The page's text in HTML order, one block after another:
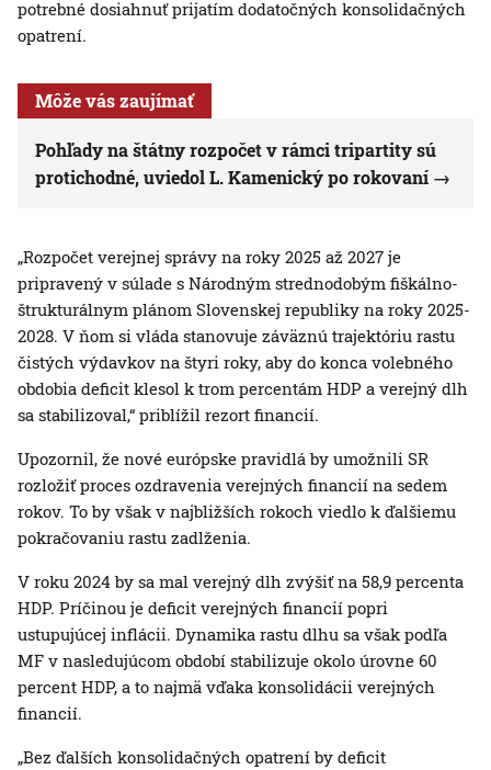
potrebné dosiahnuť prijatím dodatočných konsolidačných
opatrení.
Môže vás zaujímať
Pohľady na štátny rozpočet v rámci tripartity sú
protichodné, uviedol L. Kamenický po rokovaní
„Rozpočet verejnej správy na roky 2025 až 2027 je
pripravený v súlade s Národným strednodobým fiškálno-
štrukturálnym plánom Slovenskej republiky na roky 2025-
2028. V ňom si vláda stanovuje záväznú trajektóriu rastu
čistých výdavkov na štyri roky, aby do konca volebného
obdobia deficit klesol k trom percentám HDP a verejný dlh
sa stabilizoval,“ priblížil rezort financií.
Upozornil, že nové európske pravidlá by umožnili SR
rozložiť proces ozdravenia verejných financií na sedem
rokov. To by však v najbližších rokoch viedlo k ďalšiemu
pokračovaniu rastu zadlženia.
V roku 2024 by sa mal verejný dlh zvýšiť na 58,9 percenta
HDP. Príčinou je deficit verejných financií popri
ustupujúcej inflácii. Dynamika rastu dlhu sa však podľa
MF v nasledujúcom období stabilizuje okolo úrovne 60
percent HDP, a to najmä vďaka konsolidácii verejných
financií.
„Bez ďalších konsolidačných opatrení by deficit